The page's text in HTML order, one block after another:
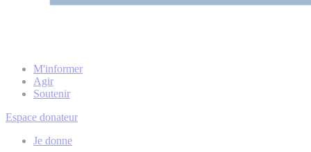
M'informer
Agir
Soutenir
Espace donateur
Je donne